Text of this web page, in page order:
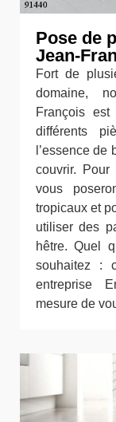
Pose de
Jean-
Fort de
domaine,
François
différents
l’essence
couvrir.
vous
tropicaux et
utiliser des
hêtre. Quel
souhaitez :
entreprise
mesure de